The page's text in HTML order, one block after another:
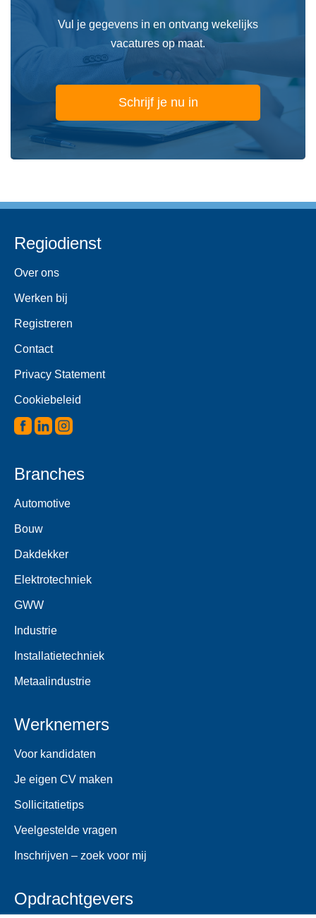
Vul je gegevens in en ontvang wekelijks
vacatures op maat.
Schrijf je nu in
Regiodienst
Over ons
Werken bij
Registreren
Contact
Privacy Statement
Cookiebeleid
Branches
Automotive
Bouw
Dakdekker
Elektrotechniek
GWW
Industrie
Installatietechniek
Metaalindustrie
Werknemers
Voor kandidaten
Je eigen CV maken
Sollicitatietips
Veelgestelde vragen
Inschrijven – zoek voor mij
Opdrachtgevers